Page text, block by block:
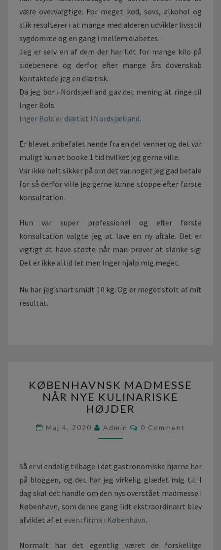
N
K
O
S
T
J
E
N
N
G
være overvægtige. For meget kød, sovs, alkohol og
slik resulterer i at mange med alderen udvikler livsstil
sygdomme og en gang i mellem diabetes.
Jeg er selv en af dem der har lidt for mange kilo på
sidebenene og derfor efter mange års dovenskab
kontaktede jeg en diætisk.
Da jeg bor i Nordsjælland gav det mening at ringe til
Inger Bols.
Inger Bols er diætist i Nordsjælland.
Er blevet anbefalet hende fra en del venner og det var
muligt kun at booke 1 tid hvilket jeg gerne ville.
Var ikke helt sikker på om det var noget jeg gad betale
for så derfor ville jeg gerne kunne stoppe efter første
konsultation.
Hun var super professionel og efter første
konsultation valgte jeg at lave en ny aftale. Det er
vigtigt at have støtte når man prøver at slanke sig.
Det er ikke altid let men Inger hjalp mig meget.
Nu har jeg snart smidt 10 kg. Og er meget stolt af mit
resultat.
Ø
B
E
H
A
S
K
M
A
D
KØBENHAVNSK MADMESSE
NÅR NYE KULINARISKE
HØJDER
Maj 4, 2020 Admin
C
O
T
S
0 Comment
Så er vi endelig tilbage i det gastronomiske hjørne her
på bloggen, og det har jeg virkelig glædet mig til. I
dag skal det handle om den nys overstået madmesse i
København, som denne gang lidt ekstraordinært blev
afviklet af et eventfirma i København.
Normalt har det egentlig været de forskellige